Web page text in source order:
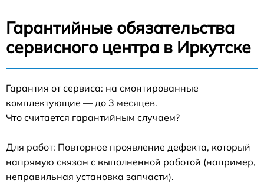
Гарантийные обязательства
сервисного центра в Иркутске
Гарантия от сервиса: на смонтированные
комплектующие — до 3 месяцев.
Что считается гарантийным случаем?
Для работ: Повторное проявление дефекта, который
напрямую связан с выполненной работой (например,
неправильная установка запчасти).